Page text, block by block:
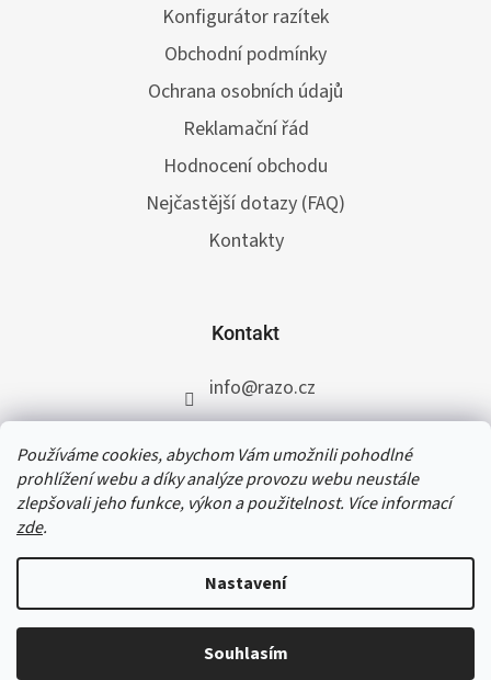
Používáme cookies, abychom Vám umožnili pohodlné
prohlížení webu a díky analýze provozu webu neustále
zlepšovali jeho funkce, výkon a použitelnost. Více informací
zde.
Nastavení
Souhlasím
čtvrtka 30. 7. 2026 do 12:30 vyřídíme ještě téhož
dne, všem ostatním objednávkám se opět
pochopení a přejeme příjemné letní dny.
Konfigurátor razítek
Obchodní podmínky
Ochrana osobních údajů
Reklamační řád
Hodnocení obchodu
Nejčastější dotazy (FAQ)
Kontakty
Kontakt
info@razo.cz
+420 731 422 117
RAZO.cz
RAZO.cz. Všechna práva vyhrazena.